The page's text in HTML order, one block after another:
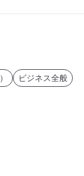
ビジネス全般